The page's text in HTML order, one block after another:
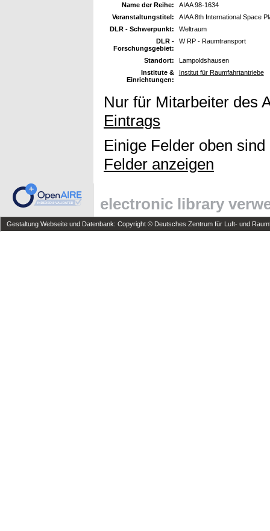
Name der Reihe:
AIAA 98-1634
Veranstaltungstitel:
AIAA 8th International Space
DLR - Schwerpunkt:
Weltraum
DLR -
Forschungsgebiet:
W RP - Raumtransport
Standort:
Lampoldshausen
Institute &
Einrichtungen:
Institut für Raumfahrtantriebe
Nur für Mitarbeiter des
Eintrags
Einige Felder oben
Felder anzeigen
electronic library
Gestaltung Webseite und Datenbank: Copyright © Deutsches Zentrum für Luft- und